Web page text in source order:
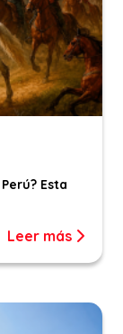
Esta
Leer más